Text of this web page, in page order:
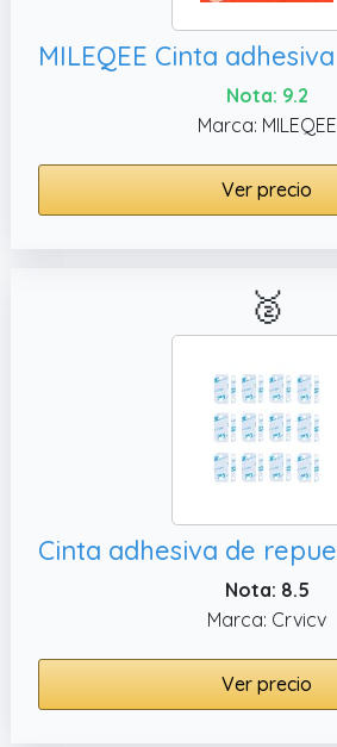
Nota: 9.2
Marca: MILEQEE
Ver precio
🥈
Nota: 8.5
Marca: Crvicv
Ver precio